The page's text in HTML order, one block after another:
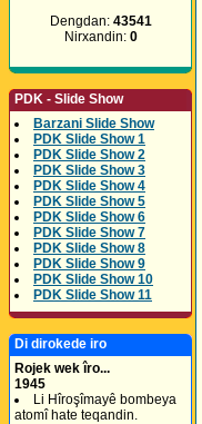
Dengdan: 43541
Nirxandin: 0
PDK - Slide Show
Barzani Slide Show
PDK Slide Show 1
PDK Slide Show 2
PDK Slide Show 3
PDK Slide Show 4
PDK Slide Show 5
PDK Slide Show 6
PDK Slide Show 7
PDK Slide Show 8
PDK Slide Show 9
PDK Slide Show 10
PDK Slide Show 11
Di dirokede iro
Rojek wek îro...
1945
Li Hîroşîmayê bombeya
atomî hate teqandin.